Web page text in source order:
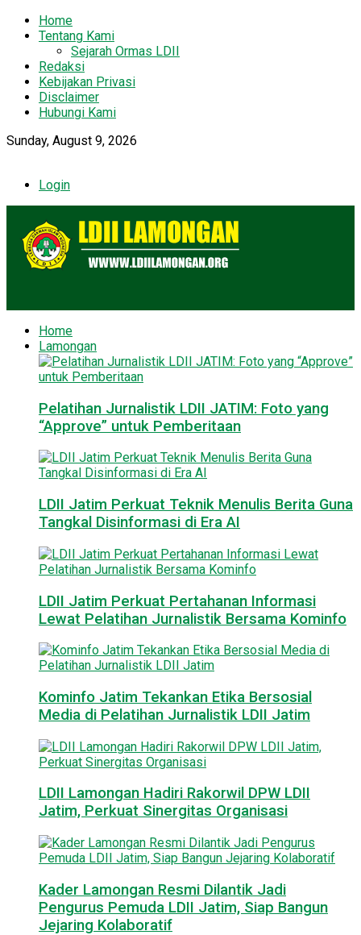
Home
Tentang Kami
Sejarah Ormas LDII
Redaksi
Kebijakan Privasi
Disclaimer
Hubungi Kami
Sunday, August 9, 2026
Login
Home
Lamongan
Pelatihan Jurnalistik LDII JATIM: Foto yang
“Approve” untuk Pemberitaan
LDII Jatim Perkuat Teknik Menulis Berita Guna
Tangkal Disinformasi di Era AI
LDII Jatim Perkuat Pertahanan Informasi
Lewat Pelatihan Jurnalistik Bersama Kominfo
Kominfo Jatim Tekankan Etika Bersosial
Media di Pelatihan Jurnalistik LDII Jatim
LDII Lamongan Hadiri Rakorwil DPW LDII
Jatim, Perkuat Sinergitas Organisasi
Kader Lamongan Resmi Dilantik Jadi
Pengurus Pemuda LDII Jatim, Siap Bangun
Jejaring Kolaboratif